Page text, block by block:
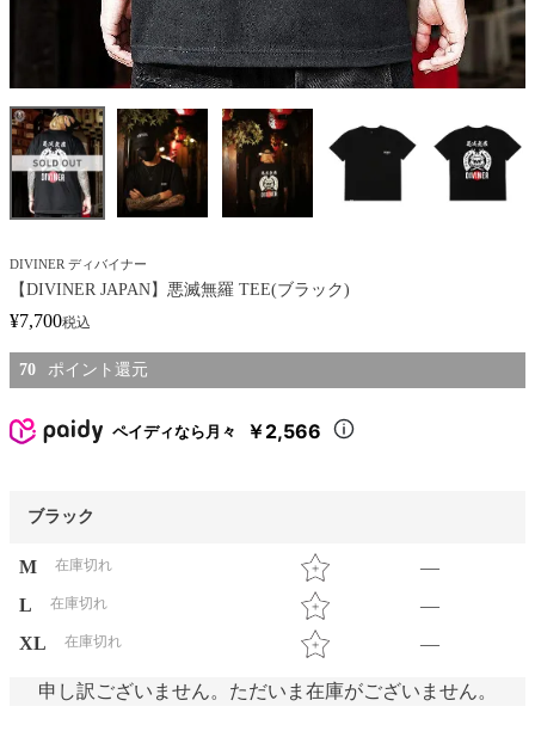
DIVINER ディバイナー
【DIVINER JAPAN】悪滅無羅 TEE(ブラック)
¥7,700税込
70
ペイディなら月々 ￥2,566
ブラック
M 在庫切れ
—
L
在庫切れ
—
XL
在庫切れ —
申し訳ございません。ただいま在庫がございません。